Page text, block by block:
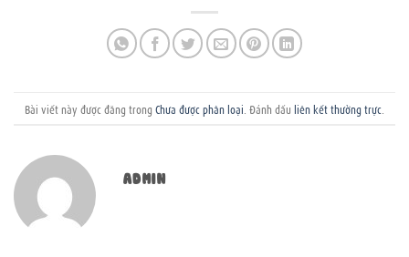
Bài viết này được đăng trong Chưa được phân loại . Đánh dấu liên kết thường trực
ADMIN